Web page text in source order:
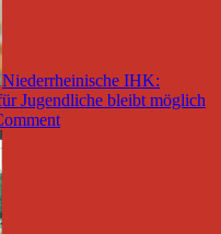
Niederrheinische IHK:
Jugendliche bleibt möglich